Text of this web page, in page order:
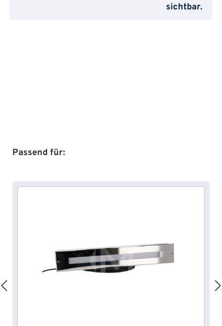
sichtbar.
Produktgalerie überspringen
Passend für: